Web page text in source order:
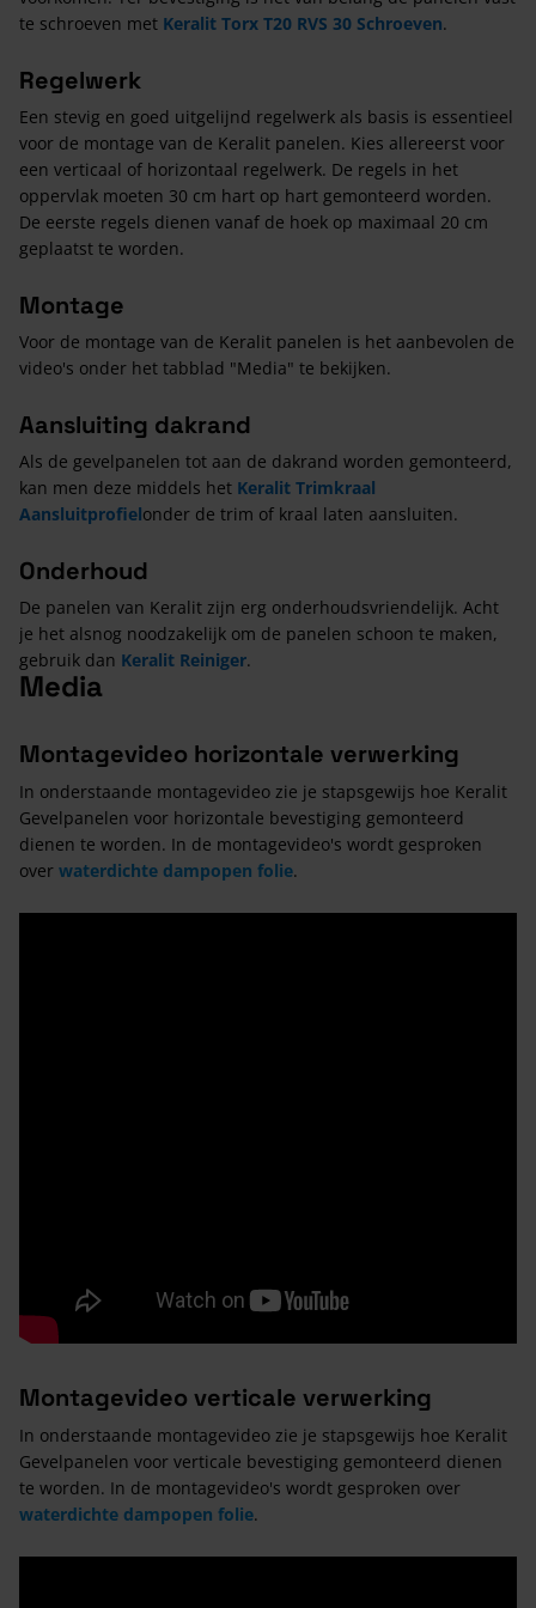
te schroeven met Keralit Torx T20 RVS 30 Schroeven.
Regelwerk
Een stevig en goed uitgelijnd regelwerk als basis is essentieel
voor de montage van de Keralit panelen. Kies allereerst voor
een verticaal of horizontaal regelwerk. De regels in het
oppervlak moeten 30 cm hart op hart gemonteerd worden.
De eerste regels dienen vanaf de hoek op maximaal 20 cm
geplaatst te worden.
Montage
Voor de montage van de Keralit panelen is het aanbevolen de
video's onder het tabblad "Media" te bekijken.
Aansluiting dakrand
Als de gevelpanelen tot aan de dakrand worden gemonteerd,
kan men deze middels het Keralit Trimkraal
Aansluitprofielonder de trim of kraal laten aansluiten.
Onderhoud
De panelen van Keralit zijn erg onderhoudsvriendelijk. Acht
je het alsnog noodzakelijk om de panelen schoon te maken,
gebruik dan Keralit Reiniger.
Media
Montagevideo horizontale verwerking
In onderstaande montagevideo zie je stapsgewijs hoe Keralit
Gevelpanelen voor horizontale bevestiging gemonteerd
dienen te worden. In de montagevideo's wordt gesproken
over waterdichte dampopen folie.
Montagevideo verticale verwerking
In onderstaande montagevideo zie je stapsgewijs hoe Keralit
Gevelpanelen voor verticale bevestiging gemonteerd dienen
te worden. In de montagevideo's wordt gesproken over
waterdichte dampopen folie.